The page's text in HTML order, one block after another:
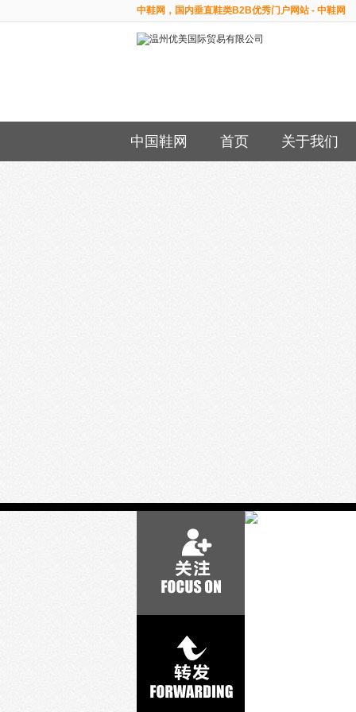
中鞋网，国内垂直鞋类B2B优秀门户网站 - 中鞋网
中国鞋网 首页 关于我们